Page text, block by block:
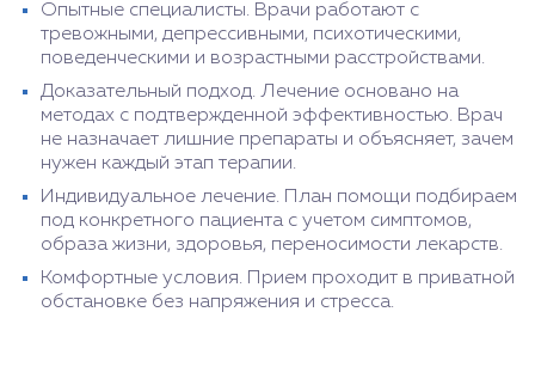
Опытные специалисты. Врачи работают с
тревожными, депрессивными, психотическими,
поведенческими и возрастными расстройствами.
Доказательный подход. Лечение основано на
методах с подтвержденной эффективностью. Врач
не назначает лишние препараты и объясняет, зачем
нужен каждый этап терапии.
Индивидуальное лечение. План помощи подбираем
под конкретного пациента с учетом симптомов,
образа жизни, здоровья, переносимости лекарств.
Комфортные условия. Прием проходит в приватной
обстановке без напряжения и стресса.